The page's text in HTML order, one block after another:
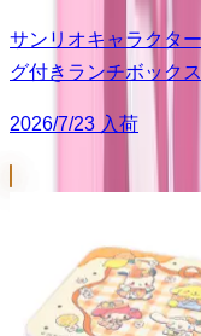
サンリオキャラクタ
グ付きランチボックス
2026/7/23 入荷